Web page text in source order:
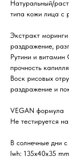
Натуральный/
типа кожи лица с
Экстракт
раздражение,
Рутини и
прочность
Воск рисовых
раздражение и
VEGAN формула
Не тестируется
В солнечные дни
lwh: 135x40x35 mm